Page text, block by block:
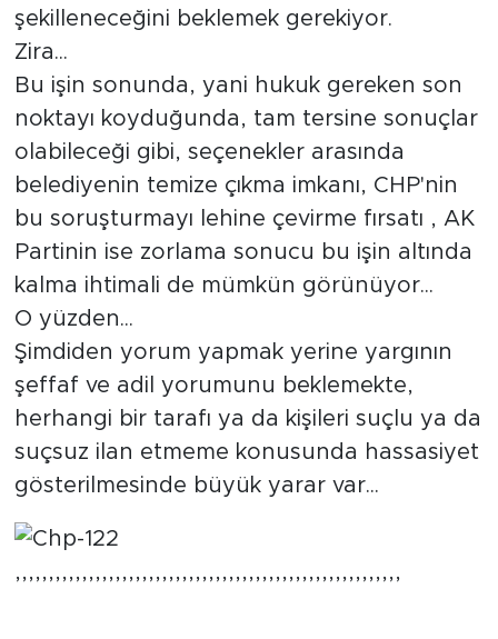
şekilleneceğini beklemek gerekiyor.
Zira...
Bu işin sonunda, yani hukuk gereken son
noktayı koyduğunda, tam tersine sonuçlar
olabileceği gibi, seçenekler arasında
belediyenin temize çıkma imkanı, CHP'nin
bu soruşturmayı lehine çevirme fırsatı , AK
Partinin ise zorlama sonucu bu işin altında
kalma ihtimali de mümkün görünüyor...
O yüzden...
Şimdiden yorum yapmak yerine yargının
şeffaf ve adil yorumunu beklemekte,
herhangi bir tarafı ya da kişileri suçlu ya da
suçsuz ilan etmeme konusunda hassasiyet
gösterilmesinde büyük yarar var...
,,,,,,,,,,,,,,,,,,,,,,,,,,,,,,,,,,,,,,,,,,,,,,,,,,,,,,,,,,